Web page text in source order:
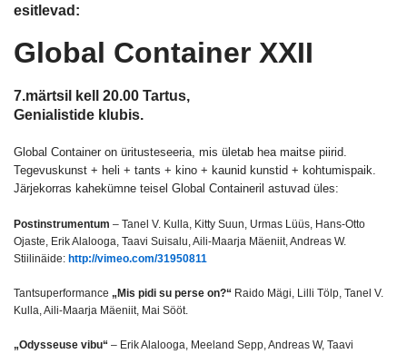
esitlevad:
Global Container XXII
7.märtsil kell 20.00 Tartus,
Genialistide klubis.
Global Container on üritusteseeria, mis ületab hea maitse piirid.
Tegevuskunst + heli + tants + kino + kaunid kunstid + kohtumispaik.
Järjekorras kahekümne teisel Global Containeril astuvad üles:
Postinstrumentum – Tanel V. Kulla, Kitty Suun, Urmas Lüüs, Hans-Otto
Ojaste, Erik Alalooga, Taavi Suisalu, Aili-Maarja Mäeniit, Andreas W.
Stiilinäide: http://vimeo.com/31950811
Tantsuperformance „Mis pidi su perse on?“ Raido Mägi, Lilli Tölp, Tanel V.
Kulla, Aili-Maarja Mäeniit, Mai Sööt.
„Odysseuse vibu“ – Erik Alalooga, Meeland Sepp, Andreas W, Taavi